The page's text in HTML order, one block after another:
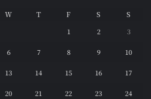
W T F S
S
1
2 3
6 7 8 9 10
13 14 15 16 17
20 21 22 23 24